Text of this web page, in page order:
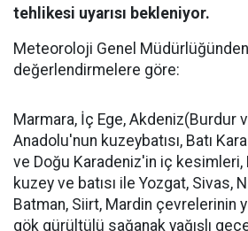
tehlikesi uyarısı bekleniyor.
Meteoroloji Genel Müdürlüğünden
değerlendirmelere göre:
Marmara, İç Ege, Akdeniz(Burdur
Anadolu'nun kuzeybatısı, Batı
ve Doğu Karadeniz'in iç kesimleri,
kuzey ve batısı ile Yozgat, Sivas,
Batman, Siirt, Mardin çevrelerinin
gök gürültülü sağanak yağışlı